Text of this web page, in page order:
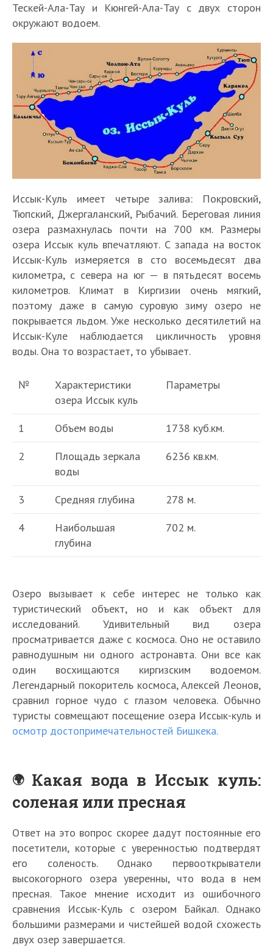
Тескей-Ала-Тау и Кюнгей-Ала-Тау с двух сторон
окружают водоем.
Иссык-Куль имеет четыре залива: Покровский,
Тюпский, Джергаланский, Рыбачий. Береговая линия
озера размахнулась почти на 700 км. Размеры
озера Иссык куль впечатляют. С запада на восток
Иссык-Куль измеряется в сто восемьдесят два
километра, с севера на юг — в пятьдесят восемь
километров. Климат в Киргизии очень мягкий,
поэтому даже в самую суровую зиму озеро не
покрывается льдом. Уже несколько десятилетий на
Иссык-Куле наблюдается цикличность уровня
воды. Она то возрастает, то убывает.
№
Характеристики
озера Иссык куль
Параметры
1 Объем воды
1738 куб.км.
2
Площадь зеркала
воды
6236 кв.км.
3 Средняя глубина
278 м.
4
Наибольшая
глубина
702 м.
Озеро вызывает к себе интерес не только как
туристический объект, но и как объект для
исследований. Удивительный вид озера
просматривается даже с космоса. Оно не оставило
равнодушным ни одного астронавта. Они все как
один восхищаются киргизским водоемом.
Легендарный покоритель космоса, Алексей Леонов,
сравнил горное чудо с глазом человека. Обычно
туристы совмещают посещение озера Иссык-куль и
осмотр достопримечательностей Бишкека.
Какая вода в Иссык куль:
соленая или пресная
Ответ на это вопрос скорее дадут постоянные его
посетители, которые с уверенностью подтвердят
его соленость. Однако первооткрыватели
высокогорного озера уверенны, что вода в нем
пресная. Такое мнение исходит из ошибочного
сравнения Иссык-Куль с озером Байкал. Однако
большими размерами и чистейшей водой схожесть
двух озер завершается.